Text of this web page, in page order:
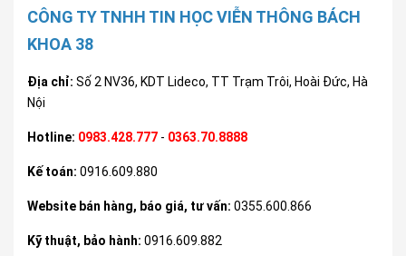
CÔNG TY TNHH TIN HỌC VIỄN THÔNG BÁCH
KHOA 38
Địa chỉ: Số 2 NV36, KDT Lideco, TT Trạm Trôi, Hoài Đức, Hà
Nội
Hotline: 0983.428.777 - 0363.70.8888
Kế toán: 0916.609.880
Website bán hàng, báo giá, tư vấn: 0355.600.866
Kỹ thuật, bảo hành: 0916.609.882